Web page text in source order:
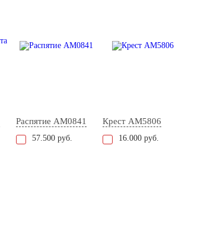
Распятие AM0841
57.500 руб.
Крест AM5806
16.000 руб.